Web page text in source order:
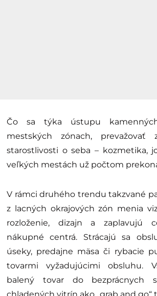
Čo sa týka ústupu
mestských zónach, prevažovať
starostlivosti o seba – kozmetika,
veľkých mestách už počtom
V rámci druhého trendu takzvané
z lacných okrajových zón menia
rozloženie, dizajn a zaplavujú
nákupné centrá. Strácajú sa
úseky, predajne mäsa či rybacie
tovarmi vyžadujúcimi obsluhu.
balený tovar do bezprácnych